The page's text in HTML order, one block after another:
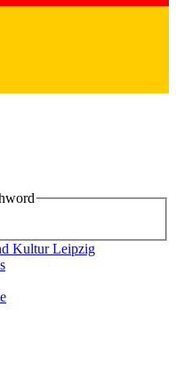
Kultur Leipzig